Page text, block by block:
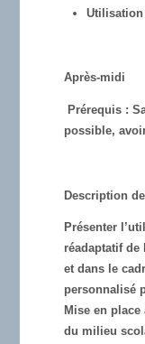
Après-midi
Prérequis :
possible,
Description
Présenter
réadaptatif
et dans le
personnalisé
Mise en
du milieu